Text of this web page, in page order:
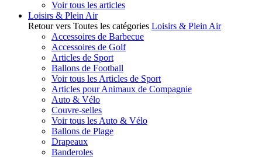
Voir tous les articles
Loisirs & Plein Air
Retour vers Toutes les catégories Loisirs & Plein Air
Accessoires de Barbecue
Accessoires de Golf
Articles de Sport
Ballons de Football
Voir tous les Articles de Sport
Articles pour Animaux de Compagnie
Auto & Vélo
Couvre-selles
Voir tous les Auto & Vélo
Ballons de Plage
Drapeaux
Banderoles